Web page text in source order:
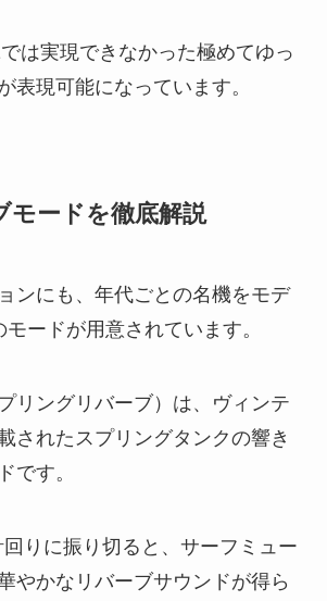
は実現できなかった極めてゆっ
表現可能になっています。
モードを徹底解説
ンにも、年代ごとの名機をモデ
ードが用意されています。
リングリバーブ）は、ヴィンテ
されたスプリングタンクの響き
です。
りに振り切ると、サーフミュー
やかなリバーブサウンドが得ら